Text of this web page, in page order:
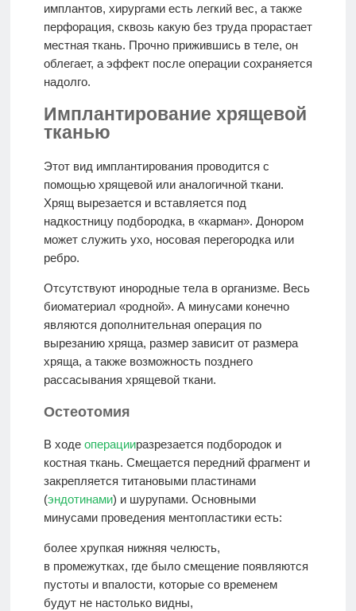
имплантов, хирургами есть легкий вес, а также
перфорация, сквозь какую без труда прорастает
местная ткань. Прочно прижившись в теле, он
облегает, а эффект после операции сохраняется
надолго.
Имплантирование хрящевой
тканью
Этот вид имплантирования проводится с
помощью хрящевой или аналогичной ткани.
Хрящ вырезается и вставляется под
надкостницу подбородка, в «карман». Донором
может служить ухо, носовая перегородка или
ребро.
Отсутствуют инородные тела в организме. Весь
биоматериал «родной». А минусами конечно
являются дополнительная операция по
вырезанию хряща, размер зависит от размера
хряща, а также возможность позднего
рассасывания хрящевой ткани.
Остеотомия
В ходе операцииразрезается подбородок и
костная ткань. Смещается передний фрагмент и
закрепляется титановыми пластинами
(эндотинами) и шурупами. Основными
минусами проведения ментопластики есть:
более хрупкая нижняя челюсть,
в промежутках, где было смещение появляются
пустоты и впалости, которые со временем
будут не настолько видны,